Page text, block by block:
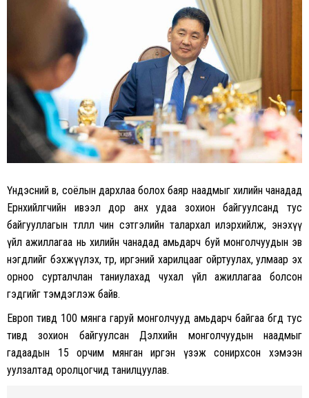
Үндэсний өв, соёлын дархлаа болох баяр наадмыг хилийн чанадад
Ерөнхийлөгчийн ивээл дор анх удаа зохион байгуулсанд тус
байгууллагын төлөөлөл чин сэтгэлийн талархал илэрхийлж, энэхүү
үйл ажиллагаа нь хилийн чанадад амьдарч буй монголчуудын эв
нэгдлийг бэхжүүлэх, төр, иргэний харилцааг ойртуулах, улмаар эх
орноо сурталчлан таниулахад чухал үйл ажиллагаа болсон
гэдгийг тэмдэглэж байв.
Европ тивд 100 мянга гаруй монголчууд амьдарч байгаа бөгөөд тус
тивд зохион байгуулсан Дэлхийн монголчуудын наадмыг
гадаадын 15 орчим мянган иргэн үзэж сонирхсон хэмээн
уулзалтад оролцогчид танилцуулав.